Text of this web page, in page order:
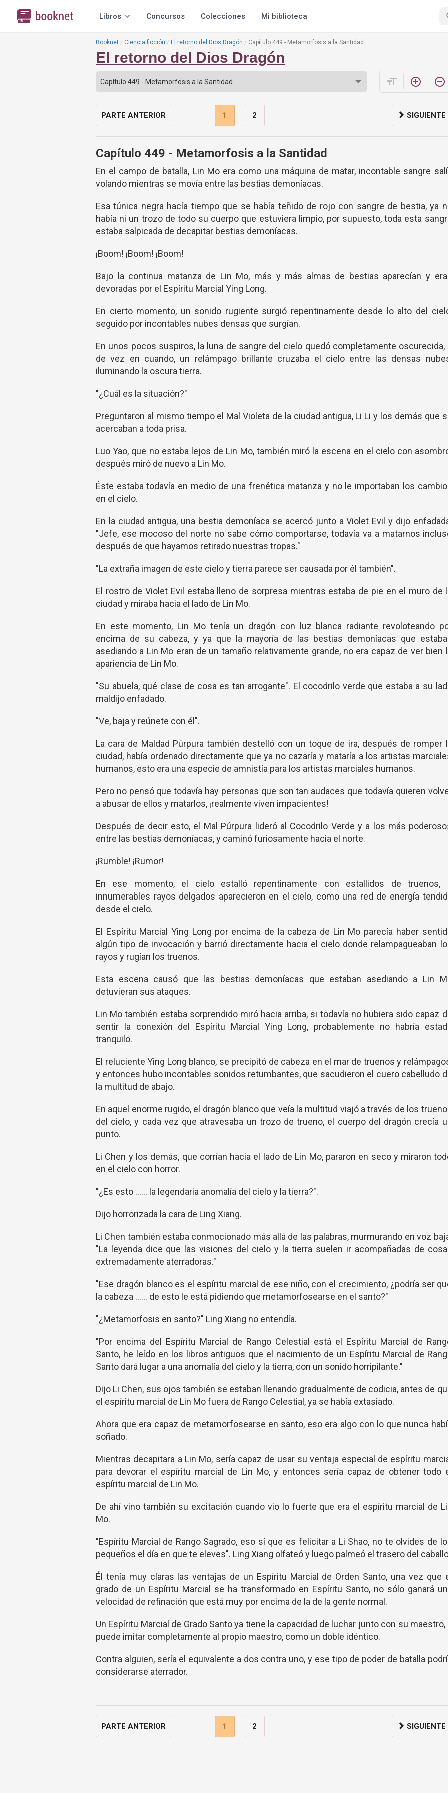
Libros Concursos Colecciones Mi biblioteca
Booknet Ciencia ficción El retorno del Dios Dragón Capítulo 449 - Metamorfosis a la Santidad
El retorno del Dios Dragón
format_size add_circle_outline remove_circle_outline
PARTE ANTERIOR 1 2 SIGUIENTE
Capítulo 449 - Metamorfosis a la Santidad
En el campo de batalla, Lin Mo era como una máquina de matar, incontable sangre
volando mientras se movía entre las bestias demoníacas.
Esa túnica negra hacía tiempo que se había teñido de rojo con sangre de bestia, ya
había ni un trozo de todo su cuerpo que estuviera limpio, por supuesto, toda esta
estaba salpicada de decapitar bestias demoníacas.
¡Boom! ¡Boom! ¡Boom!
Bajo la continua matanza de Lin Mo, más y más almas de bestias aparecían y
devoradas por el Espíritu Marcial Ying Long.
En cierto momento, un sonido rugiente surgió repentinamente desde lo alto del
seguido por incontables nubes densas que surgían.
En unos pocos suspiros, la luna de sangre del cielo quedó completamente oscurecida,
de vez en cuando, un relámpago brillante cruzaba el cielo entre las densas
iluminando la oscura tierra.
"¿Cuál es la situación?"
Preguntaron al mismo tiempo el Mal Violeta de la ciudad antigua, Li Li y los demás que
acercaban a toda prisa.
Luo Yao, que no estaba lejos de Lin Mo, también miró la escena en el cielo con
después miró de nuevo a Lin Mo.
Éste estaba todavía en medio de una frenética matanza y no le importaban los
en el cielo.
En la ciudad antigua, una bestia demoníaca se acercó junto a Violet Evil y dijo
"Jefe, ese mocoso del norte no sabe cómo comportarse, todavía va a matarnos
después de que hayamos retirado nuestras tropas."
"La extraña imagen de este cielo y tierra parece ser causada por él también".
El rostro de Violet Evil estaba lleno de sorpresa mientras estaba de pie en el muro de
ciudad y miraba hacia el lado de Lin Mo.
En este momento, Lin Mo tenía un dragón con luz blanca radiante revoloteando
encima de su cabeza, y ya que la mayoría de las bestias demoníacas que
asediando a Lin Mo eran de un tamaño relativamente grande, no era capaz de ver bien
apariencia de Lin Mo.
"Su abuela, qué clase de cosa es tan arrogante". El cocodrilo verde que estaba a su
maldijo enfadado.
"Ve, baja y reúnete con él".
La cara de Maldad Púrpura también destelló con un toque de ira, después de romper
ciudad, había ordenado directamente que ya no cazaría y mataría a los artistas
humanos, esto era una especie de amnistía para los artistas marciales humanos.
Pero no pensó que todavía hay personas que son tan audaces que todavía quieren
a abusar de ellos y matarlos, ¡realmente viven impacientes!
Después de decir esto, el Mal Púrpura lideró al Cocodrilo Verde y a los más
entre las bestias demoníacas, y caminó furiosamente hacia el norte.
¡Rumble! ¡Rumor!
En ese momento, el cielo estalló repentinamente con estallidos de truenos,
innumerables rayos delgados aparecieron en el cielo, como una red de energía
desde el cielo.
El Espíritu Marcial Ying Long por encima de la cabeza de Lin Mo parecía haber
algún tipo de invocación y barrió directamente hacia el cielo donde relampagueaban
rayos y rugían los truenos.
Esta escena causó que las bestias demoníacas que estaban asediando a Lin
detuvieran sus ataques.
Lin Mo también estaba sorprendido miró hacia arriba, si todavía no hubiera sido capaz
sentir la conexión del Espíritu Marcial Ying Long, probablemente no habría
tranquilo.
El reluciente Ying Long blanco, se precipitó de cabeza en el mar de truenos y
y entonces hubo incontables sonidos retumbantes, que sacudieron el cuero cabelludo
la multitud de abajo.
En aquel enorme rugido, el dragón blanco que veía la multitud viajó a través de los
del cielo, y cada vez que atravesaba un trozo de trueno, el cuerpo del dragón crecía
punto.
Li Chen y los demás, que corrían hacia el lado de Lin Mo, pararon en seco y miraron
en el cielo con horror.
"¿Es esto ...... la legendaria anomalía del cielo y la tierra?".
Dijo horrorizada la cara de Ling Xiang.
Li Chen también estaba conmocionado más allá de las palabras, murmurando en voz
"La leyenda dice que las visiones del cielo y la tierra suelen ir acompañadas de
extremadamente aterradoras."
"Ese dragón blanco es el espíritu marcial de ese niño, con el crecimiento, ¿podría ser
la cabeza ...... de esto le está pidiendo que metamorfosearse en el santo?"
"¿Metamorfosis en santo?" Ling Xiang no entendía.
"Por encima del Espíritu Marcial de Rango Celestial está el Espíritu Marcial de
Santo, he leído en los libros antiguos que el nacimiento de un Espíritu Marcial de
Santo dará lugar a una anomalía del cielo y la tierra, con un sonido horripilante."
Dijo Li Chen, sus ojos también se estaban llenando gradualmente de codicia, antes de
el espíritu marcial de Lin Mo fuera de Rango Celestial, ya se había extasiado.
Ahora que era capaz de metamorfosearse en santo, eso era algo con lo que nunca
soñado.
Mientras decapitara a Lin Mo, sería capaz de usar su ventaja especial de espíritu
para devorar el espíritu marcial de Lin Mo, y entonces sería capaz de obtener todo
espíritu marcial de Lin Mo.
De ahí vino también su excitación cuando vio lo fuerte que era el espíritu marcial de
Mo.
"Espíritu Marcial de Rango Sagrado, eso sí que es felicitar a Li Shao, no te olvides de
pequeños el día en que te eleves". Ling Xiang olfateó y luego palmeó el trasero del
Él tenía muy claras las ventajas de un Espíritu Marcial de Orden Santo, una vez que
grado de un Espíritu Marcial se ha transformado en Espíritu Santo, no sólo ganará
velocidad de refinación que está muy por encima de la de la gente normal.
Un Espíritu Marcial de Grado Santo ya tiene la capacidad de luchar junto con su maestro,
puede imitar completamente al propio maestro, como un doble idéntico.
Contra alguien, sería el equivalente a dos contra uno, y ese tipo de poder de batalla
considerarse aterrador.
PARTE ANTERIOR 1 2 SIGUIENTE